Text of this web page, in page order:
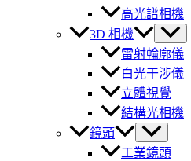
高光譜相機
3D 相機
雷射輪廓儀
白光干涉儀
立體視覺
結構光相機
鏡頭
工業鏡頭